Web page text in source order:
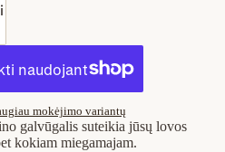
mokėjimo variantų
galvūgalis suteikia jūsų lovos
kokiam miegamajam.